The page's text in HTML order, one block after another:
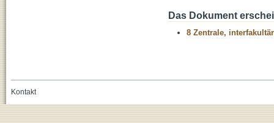
Das Dokument
8 Zentrale,
Kontakt